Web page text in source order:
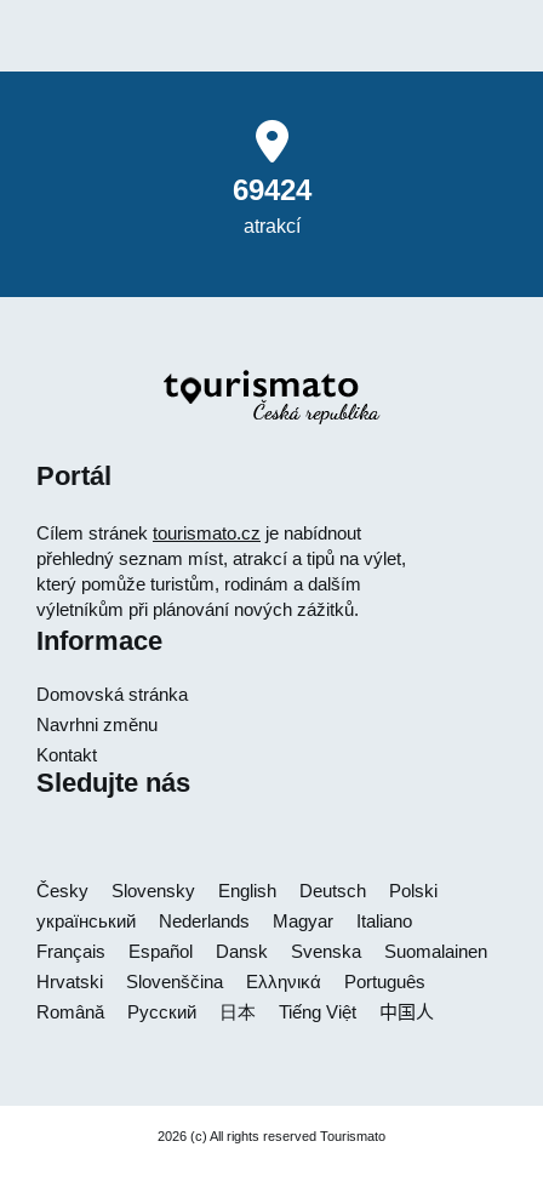
69424
atrakcí
Portál
Cílem stránek tourismato.cz je nabídnout
přehledný seznam míst, atrakcí a tipů na výlet,
který pomůže turistům, rodinám a dalším
výletníkům při plánování nových zážitků.
Informace
Domovská stránka
Navrhni změnu
Kontakt
Sledujte nás
Česky Slovensky English Deutsch
Polski
український
Nederlands Magyar
Italiano
Français
Español Dansk Svenska
Suomalainen
Hrvatski
Slovenščina Ελληνικά
Português
Română
Русский 日本 Tiếng Việt 中国人
2026 (c) All rights reserved Tourismato